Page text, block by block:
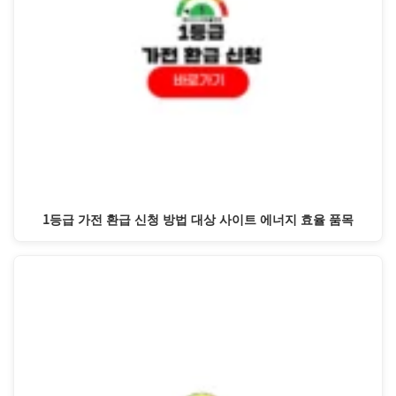
1등급 가전 환급 신청 방법 대상 사이트 에너지 효율 품목